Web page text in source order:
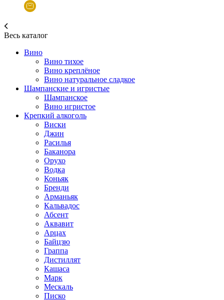
Весь каталог
Вино
Вино тихое
Вино креплёное
Вино натуральное сладкое
Шампанские и игристые
Шампанское
Вино игристое
Крепкий алкоголь
Виски
Джин
Расилья
Баканора
Орухо
Водка
Коньяк
Бренди
Арманьяк
Кальвадос
Абсент
Аквавит
Арцах
Байцзю
Граппа
Дистиллят
Кашаса
Марк
Мескаль
Писко